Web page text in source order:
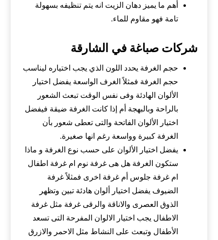
أهم ما يميز دهان الزيت انه يتم تنظيفه بسهولة
تامة فهو مقاوم للماء.
شركات صباغة في الشارقة
حجم الغرفة يحدد اللون الذي يجب اختياره ليناسب
حجم الغرفة فمثلاً الغرف الواسعة يفضل اختيار
الألوان الهادئة وفى نفس الوقت تبعث الشعور
بالراحة وبالبهجة أم إذا كانت الغرفة ضيقة فيفضل
اختيار الألوان الفاتحة والتى تعطى شعور بأن
الغرفة كبيرة وواسعة رغم انها صغيرة.
يفضل اختيار الألوان على حسب نوع الغرفة و ماذا
ستكون الغرفة هل هى غرفة نوم ام غرفة اطفال
ام غرفة جلوس أم غرفة اخرى فمثلاً غرفة
الضيوف يفضل اختيار ألوان هادئة تبين وتظهر
الذوق العصرى والاناقة والرقى غرفة مثل غرفة
الاطفال يجب اختيار الالوان المفرحة التى تسعد
الأطفال وتبعث على النشاط مثل الاحمر والازرق